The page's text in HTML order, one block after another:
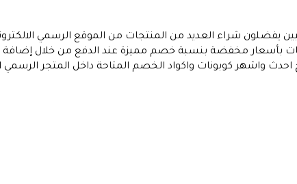
يفضلون شراء العديد من المنتجات من الموقع الرسمي
بأسعار مخفضة بنسبة خصم مميزة عند الدفع من خلال إضافة